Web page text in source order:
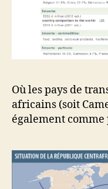
Où les pays de
africains (soit
également